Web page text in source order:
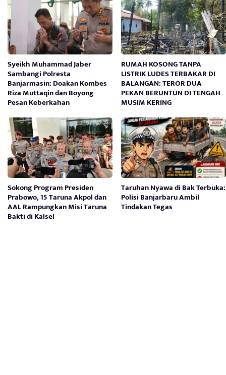
Syeikh Muhammad Jaber
Sambangi Polresta
Banjarmasin: Doakan Kombes
Riza Muttaqin dan Boyong
Pesan Keberkahan
RUMAH KOSONG TANPA
LISTRIK LUDES TERBAKAR DI
BALANGAN: TEROR DUA
PEKAN BERUNTUN DI TENGAH
MUSIM KERING
Sokong Program Presiden
Prabowo, 15 Taruna Akpol dan
AAL Rampungkan Misi Taruna
Bakti di Kalsel
Taruhan Nyawa di Bak Terbuka:
Polisi Banjarbaru Ambil
Tindakan Tegas